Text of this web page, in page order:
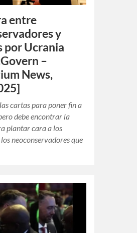
entre
y
por Ucrania
–
News,
cartas para poner fin a
debe encontrar la
plantar cara a los
neoconservadores que